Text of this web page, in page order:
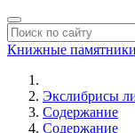
Книжные памятники
Экслибрисы
Содержание
Содержание